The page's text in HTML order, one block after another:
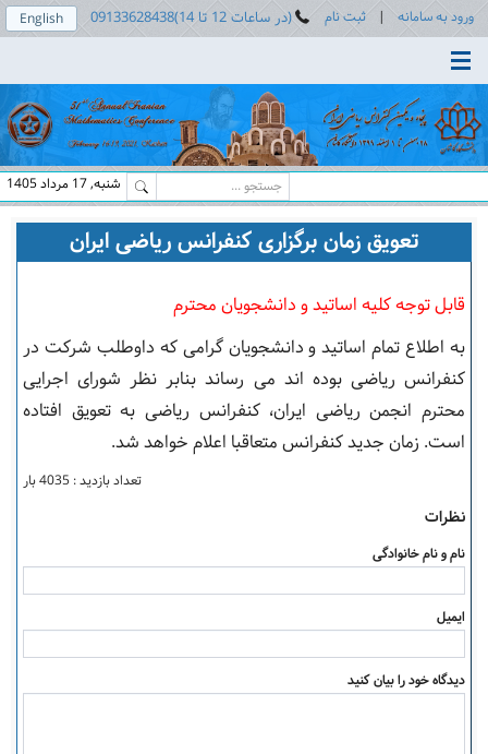
English (در ساعات 12 تا 14)09133628438 ورود به سامانه |
ثبت نام
شنبه, 17 مرداد 1405
تعویق زمان برگزاری کنفرانس ریاضی ایران
قابل توجه کلیه اساتید و دانشجویان محترم
به اطلاع تمام اساتید و دانشجویان گرامی که داوطلب شرکت در
کنفرانس ریاضی بوده اند می رساند بنابر نظر شورای اجرایی
محترم انجمن ریاضی ایران، کنفرانس ریاضی به تعویق افتاده
است. زمان جدید کنفرانس متعاقبا اعلام خواهد شد.
تعداد بازدید : 4035 بار
نظرات
نام و نام خانوادگی
ایمیل
دیدگاه خود را بیان کنید